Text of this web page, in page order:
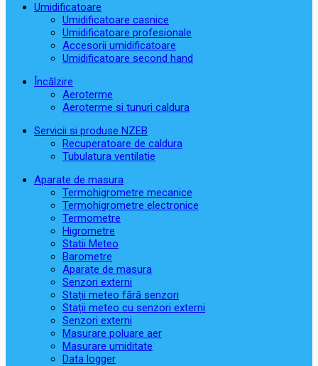
Umidificatoare
Umidificatoare casnice
Umidificatoare profesionale
Accesorii umidificatoare
Umidificatoare second hand
Încălzire
Aeroterme
Aeroterme si tunuri caldura
Servicii si produse NZEB
Recuperatoare de caldura
Tubulatura ventilatie
Aparate de masura
Termohigrometre mecanice
Termohigrometre electronice
Termometre
Higrometre
Statii Meteo
Barometre
Aparate de masura
Senzori externi
Stații meteo fără senzori
Stații meteo cu senzori externi
Senzori externi
Masurare poluare aer
Masurare umiditate
Data logger